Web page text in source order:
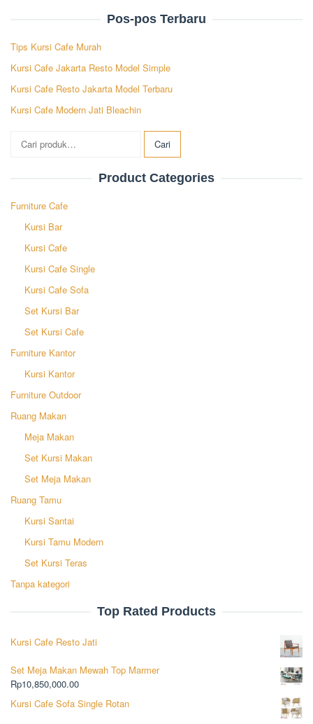
Pos-pos Terbaru
Tips Kursi Cafe Murah
Kursi Cafe Jakarta Resto Model Simple
Kursi Cafe Resto Jakarta Model Terbaru
Kursi Cafe Modern Jati Bleachin
untuk:
Cari
Product Categories
Furniture Cafe
Kursi Bar
Kursi Cafe
Kursi Cafe Single
Kursi Cafe Sofa
Set Kursi Bar
Set Kursi Cafe
Furniture Kantor
Kursi Kantor
Furniture Outdoor
Ruang Makan
Meja Makan
Set Kursi Makan
Set Meja Makan
Ruang Tamu
Kursi Santai
Kursi Tamu Modern
Set Kursi Teras
Tanpa kategori
Top Rated Products
Kursi Cafe Resto Jati
Set Meja Makan Mewah Top Marmer
Rp10,850,000.00
Kursi Cafe Sofa Single Rotan